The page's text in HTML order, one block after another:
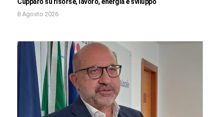
Cupparo su risorse, lavoro, energia e sviluppo
8 Agosto 2026